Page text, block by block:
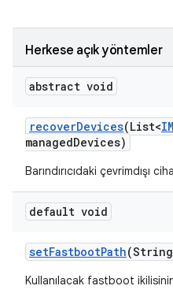
Herkese açık yöntemler
abstract void
recoverDevices(List<
managedDevices)
Barındırıcıdaki çevrimdışı
default void
setFastbootPath
Kullanılacak fastboot